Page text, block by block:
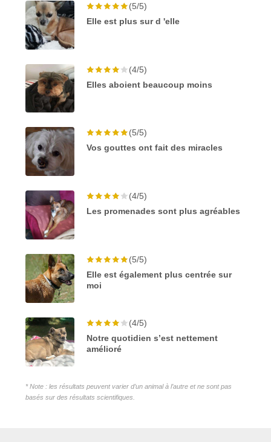
(5/5)
Elle est plus sur d 'elle
(4/5)
Elles aboient beaucoup moins
(5/5)
Vos gouttes ont fait des miracles
(4/5)
Les promenades sont plus agréables
(5/5)
Elle est également plus centrée sur
moi
(4/5)
Notre quotidien s’est nettement
amélioré
* Note : les résultats peuvent varier d’un animal à l’autre et ne sont pas
basés sur des résultats scientifiques.